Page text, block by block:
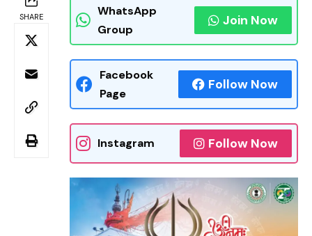
SHARE
WhatsApp
Group
Join Now
Facebook
Page
Follow Now
Instagram Follow Now